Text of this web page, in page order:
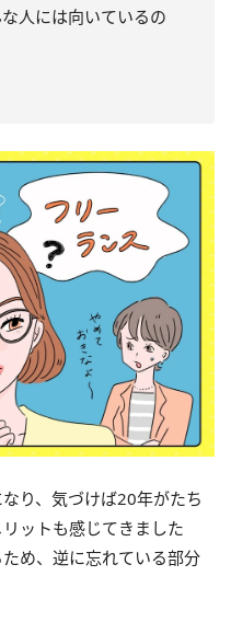
人には向いているの
り、気づけば20年がたち
ットも感じてきました
め、逆に忘れている部分